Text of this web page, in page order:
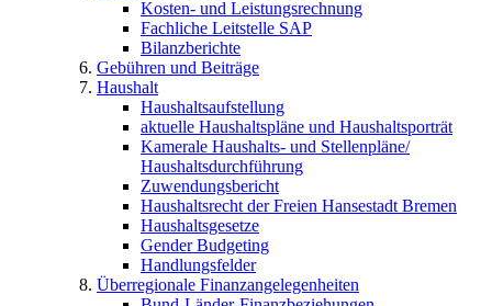
Kosten- und Leistungsrechnung
Fachliche Leitstelle SAP
Bilanzberichte
Gebühren und Beiträge
Haushalt
Haushaltsaufstellung
aktuelle Haushaltspläne und Haushaltsporträt
Kamerale Haushalts- und Stellenpläne/
Haushaltsdurchführung
Zuwendungsbericht
Haushaltsrecht der Freien Hansestadt Bremen
Haushaltsgesetze
Gender Budgeting
Handlungsfelder
Überregionale Finanzangelegenheiten